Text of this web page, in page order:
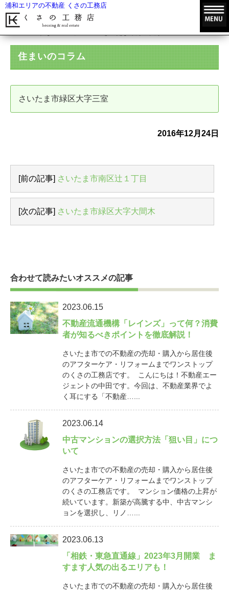
浦和エリアの不動産 くさの工務店
住まいのコラム
さいたま市緑区大字三室
2016年12月24日
[前の記事] さいたま市南区辻１丁目
[次の記事] さいたま市緑区大字大間木
合わせて読みたいオススメの記事
2023.06.15
不動産流通機構「レインズ」って何？消費
者が知るべきポイントを徹底解説！
さいたま市での不動産の売却・購入から居住後
のアフターケア・リフォームまでワンストップ
のくさの工務店です。 こんにちは！不動産エー
ジェントの中田です。今回は、不動産業界でよ
く耳にする「不動産…...
2023.06.14
中古マンションの選択方法「狙い目」につ
いて
さいたま市での不動産の売却・購入から居住後
のアフターケア・リフォームまでワンストップ
のくさの工務店です。 マンション価格の上昇が
続いています。新築が高騰する中、中古マンシ
ョンを選択し、リノ…...
2023.06.13
「相鉄・東急直通線」2023年3月開業 ま
すます人気の出るエリアも！
さいたま市での不動産の売却・購入から居住後